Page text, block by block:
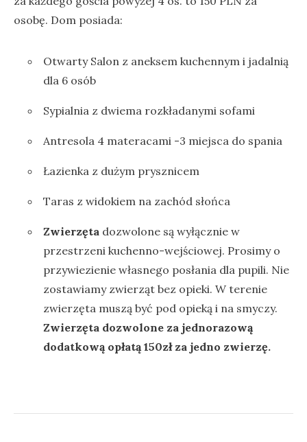
osobę. Dom posiada:
Otwarty Salon z aneksem kuchennym i jadalnią
dla 6 osób
Sypialnia z dwiema rozkładanymi sofami
Antresola 4 materacami -3 miejsca do spania
Łazienka z dużym prysznicem
Taras z widokiem na zachód słońca
Zwierzęta dozwolone są wyłącznie w
przestrzeni kuchenno-wejściowej. Prosimy o
przywiezienie własnego posłania dla pupili. Nie
zostawiamy zwierząt bez opieki. W terenie
zwierzęta muszą być pod opieką i na smyczy.
Zwierzęta dozwolone za jednorazową
dodatkową opłatą 150zł za jedno zwierzę.